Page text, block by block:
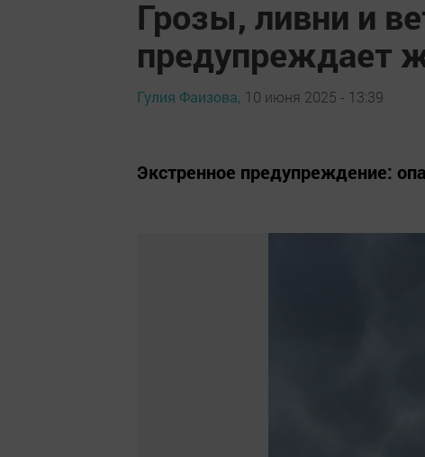
Грозы, ливни и
предупреждает
Гулия Фаизова, 10 июня 2025 - 13:39
Экстренное предупреждение: